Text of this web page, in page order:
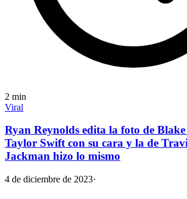
2 min
Viral
Ryan Reynolds edita la foto de
Taylor Swift con su cara y la de
Jackman hizo lo mismo
4 de diciembre de 2023·